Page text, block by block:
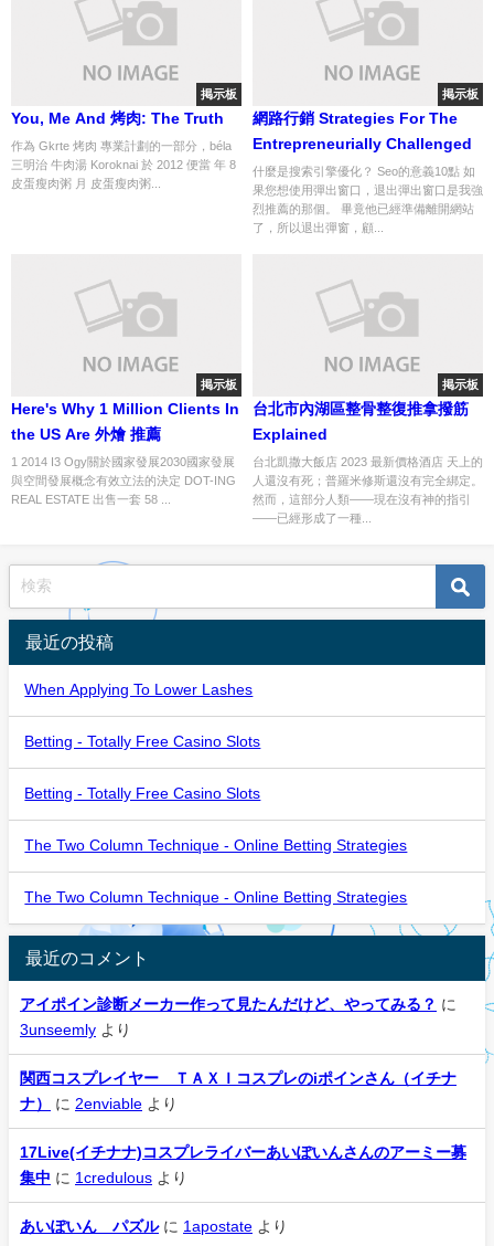
掲示板
You, Me And 烤肉: The Truth
作為 Gkrte 烤肉 專業計劃的一部分，béla
三明治 牛肉湯 Koroknai 於 2012 便當 年 8
皮蛋瘦肉粥 月 皮蛋瘦肉粥...
掲示板
網路行銷 Strategies For The
Entrepreneurially Challenged
什麼是搜索引擎優化？ Seo的意義10點 如
果您想使用彈出窗口，退出彈出窗口是我強
烈推薦的那個。 畢竟他已經準備離開網站
了，所以退出彈窗，顧...
掲示板
Here's Why 1 Million Clients In
the US Are 外燴 推薦
1 2014 I3 Ogy關於國家發展2030國家發展
與空間發展概念有效立法的決定 DOT-ING
REAL ESTATE 出售一套 58 ...
掲示板
台北市內湖區整骨整復推拿撥筋
Explained
台北凱撒大飯店 2023 最新價格酒店 天上的
人還沒有死；普羅米修斯還沒有完全綁定。
然而，這部分人類——現在沒有神的指引
——已經形成了一種...
最近の投稿
When Applying To Lower Lashes
Betting - Totally Free Casino Slots
Betting - Totally Free Casino Slots
The Two Column Technique - Online Betting Strategies
The Two Column Technique - Online Betting Strategies
最近のコメント
アイポイン診断メーカー作って見たんだけど、やってみる？ に
3unseemly より
関西コスプレイヤー ＴＡＸＩコスプレのiポインさん（イチナ
ナ）
に 2enviable より
17Live(イチナナ)コスプレライバーあいぽいんさんのアーミー募
集中 に 1credulous より
あいぽいん パズルに 1apostate より